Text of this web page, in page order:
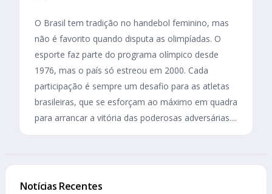
O Brasil tem tradição no handebol feminino, mas
não é favorito quando disputa as olimpíadas. O
esporte faz parte do programa olímpico desde
1976, mas o país só estreou em 2000. Cada
participação é sempre um desafio para as atletas
brasileiras, que se esforçam ao máximo em quadra
para arrancar a vitória das poderosas adversárias....
Notícias Recentes